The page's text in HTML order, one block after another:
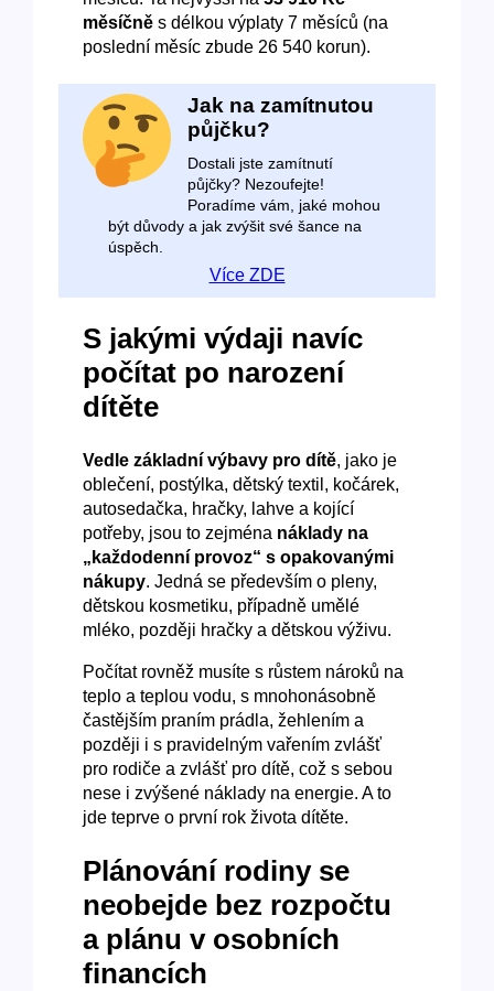
měsíčně s délkou výplaty 7 měsíců (na
poslední měsíc zbude 26 540 korun).
Jak na zamítnutou
půjčku?
Dostali jste zamítnutí
půjčky? Nezoufejte!
Poradíme vám, jaké mohou
být důvody a jak zvýšit své šance na
úspěch.
Více ZDE
S jakými výdaji navíc
počítat po narození
dítěte
Vedle základní výbavy pro dítě, jako je
oblečení, postýlka, dětský textil, kočárek,
autosedačka, hračky, lahve a kojící
potřeby, jsou to zejména náklady na
„každodenní provoz“ s opakovanými
nákupy. Jedná se především o pleny,
dětskou kosmetiku, případně umělé
mléko, později hračky a dětskou výživu.
Počítat rovněž musíte s růstem nároků na
teplo a teplou vodu, s mnohonásobně
častějším praním prádla, žehlením a
později i s pravidelným vařením zvlášť
pro rodiče a zvlášť pro dítě, což s sebou
nese i zvýšené náklady na energie. A to
jde teprve o první rok života dítěte.
Plánování rodiny se
neobejde bez rozpočtu
a plánu v osobních
financích